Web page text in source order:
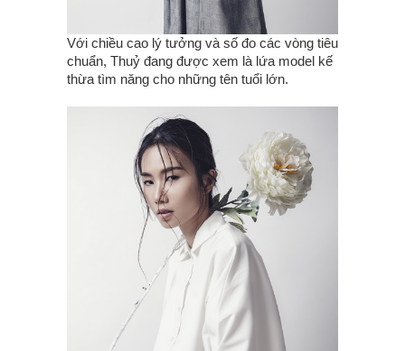
Với chiều cao lý tưởng và số đo các vòng tiêu
chuẩn, Thuỷ đang được xem là lứa model kế
thừa tìm năng cho những tên tuổi lớn.